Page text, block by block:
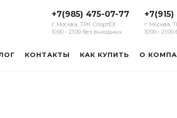
+7(985) 475-07-77
г. Москва, ТРК СпортЕХ
10:00 - 21:00 без выходных
г. Москва,
10:00 -
КОНТАКТЫ КАК КУПИТЬ О